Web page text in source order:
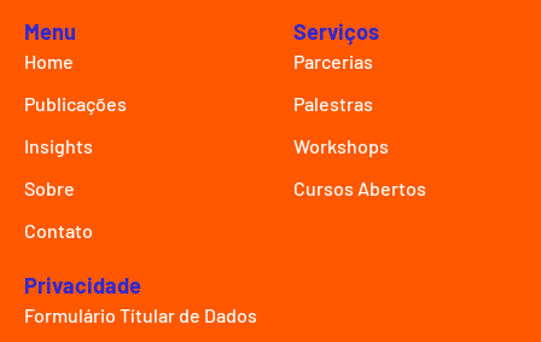
Menu
Home
Publicações
Insights
Sobre
Contato
Serviços
Parcerias
Palestras
Workshops
Cursos Abertos
Privacidade
Formulário Títular de Dados